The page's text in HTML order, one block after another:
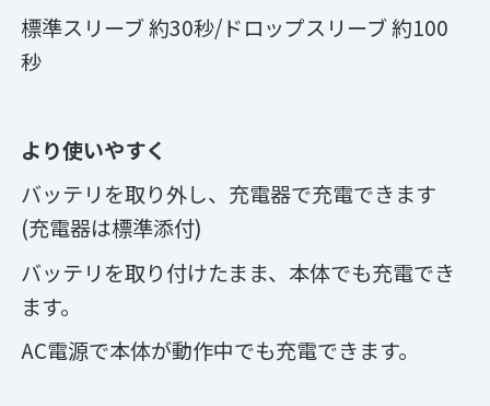
標準スリーブ 約30秒/ドロップスリーブ 約100
秒
より使いやすく
バッテリを取り外し、充電器で充電できます
(充電器は標準添付)
バッテリを取り付けたまま、本体でも充電でき
ます。
AC電源で本体が動作中でも充電できます。